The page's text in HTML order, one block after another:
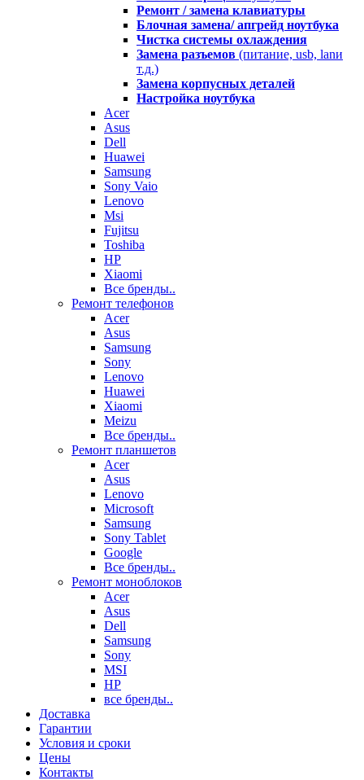
Ремонт / замена клавиатуры
Блочная замена/ апгрейд ноутбука
Чистка системы охлаждения
Замена разъемов (питание, usb, lanи
т.д.)
Замена корпусных деталей
Настройка ноутбука
Acer
Asus
Dell
Huawei
Samsung
Sony Vaio
Lenovo
Msi
Fujitsu
Toshiba
HP
Xiaomi
Все бренды..
Ремонт телефонов
Acer
Asus
Samsung
Sony
Lenovo
Huawei
Xiaomi
Meizu
Все бренды..
Ремонт планшетов
Acer
Asus
Lenovo
Microsoft
Samsung
Sony Tablet
Google
Все бренды..
Ремонт моноблоков
Acer
Asus
Dell
Samsung
Sony
MSI
HP
все бренды..
Доставка
Гарантии
Условия и сроки
Цены
Контакты